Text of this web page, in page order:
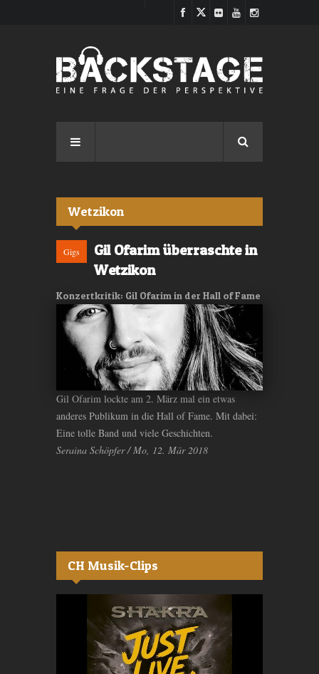
Wetzikon
Gigs
Gil Ofarim überraschte in
Wetzikon
Konzertkritik: Gil Ofarim in der Hall of Fame
Gil Ofarim lockte am 2. März mal ein etwas
anderes Publikum in die Hall of Fame. Mit dabei:
Eine tolle Band und viele Geschichten.
Seraina Schöpfer / Mo, 12. Mär 2018
CH Musik-Clips